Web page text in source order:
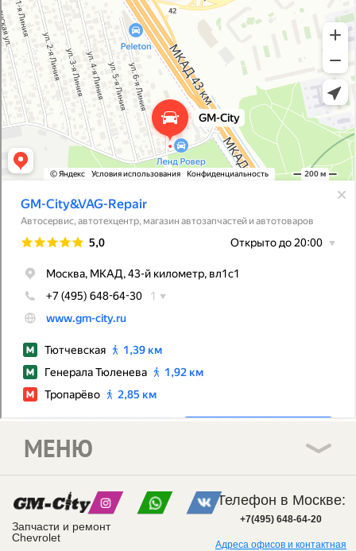
Запчасти и ремонт
Chevrolet
МЕНЮ
Телефон в Москве:
+7(495) 648-64-20
Адреса офисов и контактная